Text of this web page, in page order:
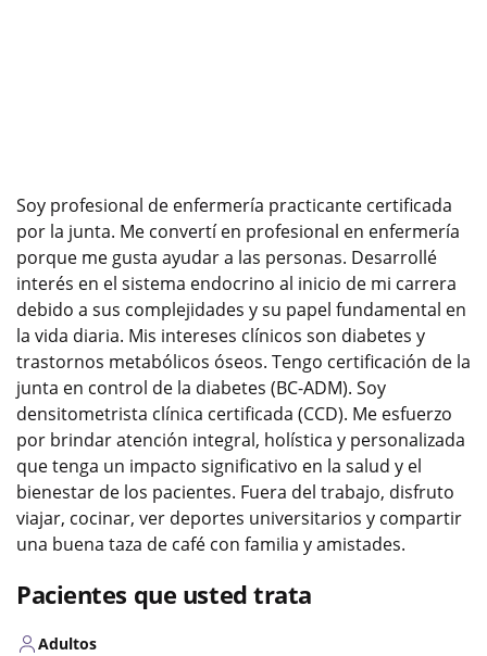
Soy profesional de enfermería practicante certificada
por la junta. Me convertí en profesional en enfermería
porque me gusta ayudar a las personas. Desarrollé
interés en el sistema endocrino al inicio de mi carrera
debido a sus complejidades y su papel fundamental en
la vida diaria. Mis intereses clínicos son diabetes y
trastornos metabólicos óseos. Tengo certificación de la
junta en control de la diabetes (BC-ADM). Soy
densitometrista clínica certificada (CCD). Me esfuerzo
por brindar atención integral, holística y personalizada
que tenga un impacto significativo en la salud y el
bienestar de los pacientes. Fuera del trabajo, disfruto
viajar, cocinar, ver deportes universitarios y compartir
una buena taza de café con familia y amistades.
Pacientes que usted trata
Adultos